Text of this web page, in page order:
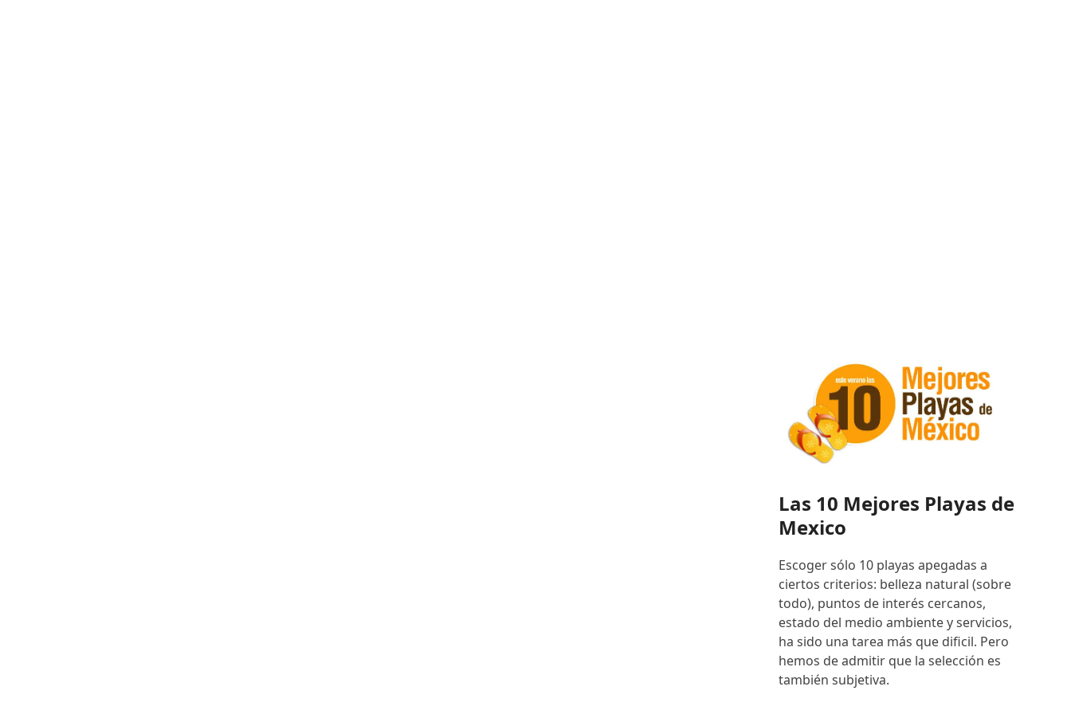
Las 10 Mejores Playas de
Mexico
Escoger sólo 10 playas apegadas a
ciertos criterios: belleza natural (sobre
todo), puntos de interés cercanos,
estado del medio ambiente y servicios,
ha sido una tarea más que dificil. Pero
hemos de admitir que la selección es
también subjetiva.